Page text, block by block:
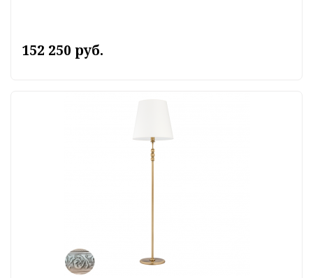
152 250 руб.